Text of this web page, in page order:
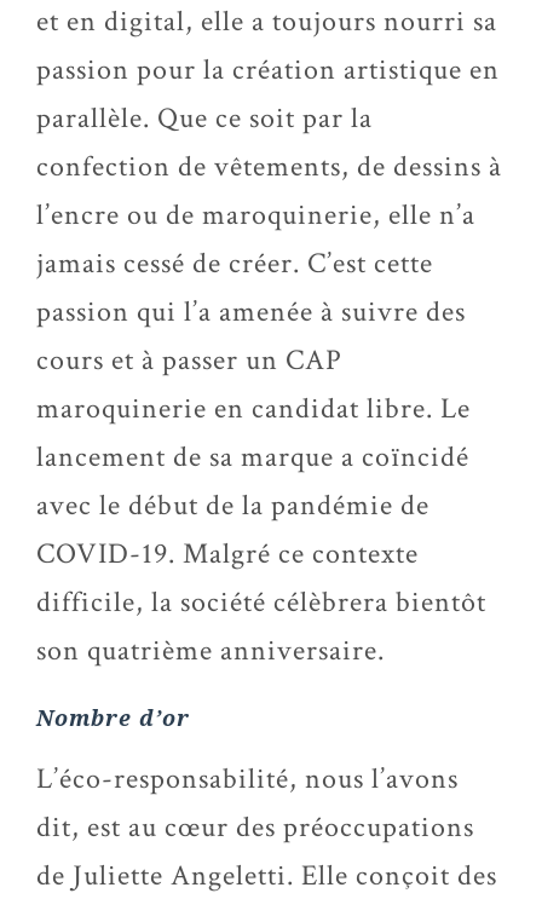
et en digital, elle a toujours nourri sa
passion pour la création artistique en
parallèle. Que ce soit par la
confection de vêtements, de dessins à
l’encre ou de maroquinerie, elle n’a
jamais cessé de créer. C’est cette
passion qui l’a amenée à suivre des
cours et à passer un CAP
maroquinerie en candidat libre. Le
lancement de sa marque a coïncidé
avec le début de la pandémie de
COVID-19. Malgré ce contexte
difficile, la société célèbrera bientôt
son quatrième anniversaire.
Nombre d’or
L’éco-responsabilité, nous l’avons
dit, est au cœur des préoccupations
de Juliette Angeletti. Elle conçoit des